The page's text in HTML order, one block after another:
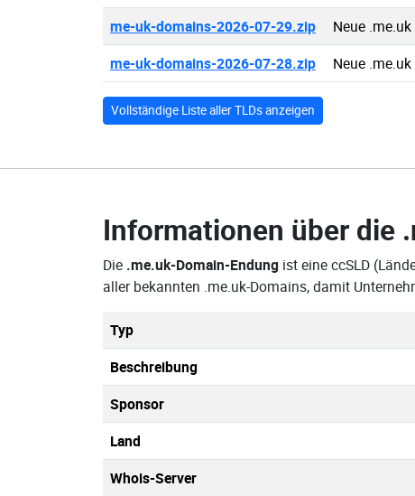
me-uk-domains-2026-07-29.zip Neue
me-uk-domains-2026-07-28.zip Neue
Vollständige Liste aller TLDs anzeigen
Informationen über die
Die .me.uk-Domain-Endung ist eine ccSLD
aller bekannten .me.uk-Domains, damit
Typ
Beschreibung
Sponsor
Land
Whois-Server